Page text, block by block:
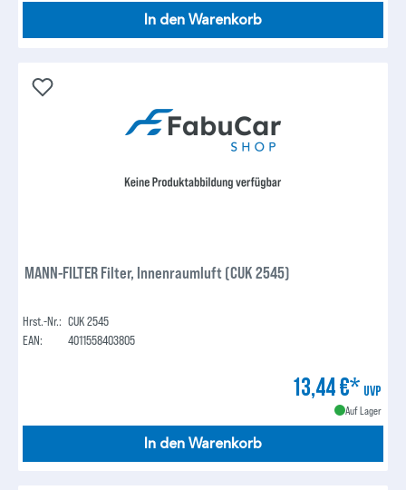
In den Warenkorb
MANN-FILTER Filter, Innenraumluft (CUK 2545)
Hrst.-Nr.: CUK 2545
EAN:
4011558403805
13,44 €* UVP
Auf Lager
In den Warenkorb